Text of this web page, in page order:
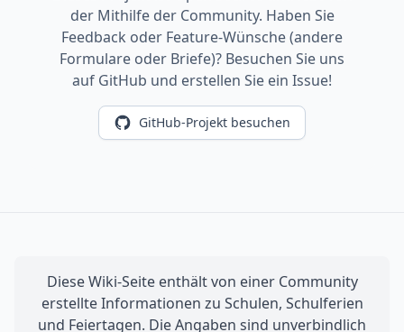
der Mithilfe der Community. Haben Sie
Feedback oder Feature-Wünsche (andere
Formulare oder Briefe)? Besuchen Sie uns
auf GitHub und erstellen Sie ein Issue!
GitHub-Projekt besuchen
Diese Wiki-Seite enthält von einer Community
erstellte Informationen zu Schulen, Schulferien
und Feiertagen. Die Angaben sind unverbindlich